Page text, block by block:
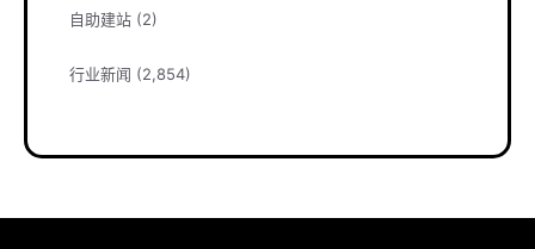
自助建站 (2)
行业新闻 (2,854)